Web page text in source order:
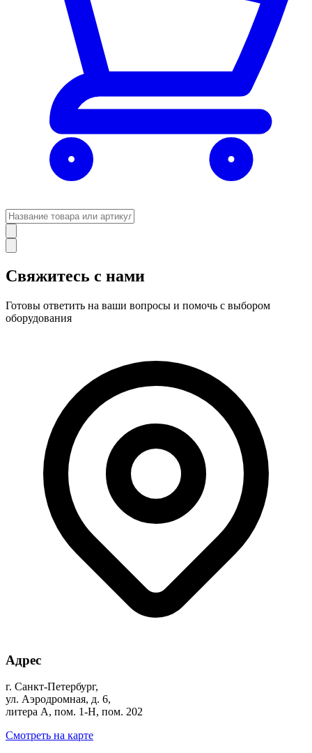
Свяжитесь с нами
Готовы ответить на ваши вопросы и помочь с выбором
оборудования
Адрес
г. Санкт-Петербург,
ул. Аэродромная, д. 6,
литера А, пом. 1-Н, пом. 202
Смотреть на карте